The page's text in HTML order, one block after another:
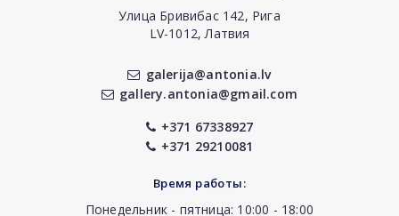
Улица Бривибас 142, Рига
LV-1012, Латвия
galerija@antonia.lv
gallery.antonia@gmail.com
+371 67338927
+371 29210081
Время работы:
Понедельник - пятница: 10:00 - 18:00